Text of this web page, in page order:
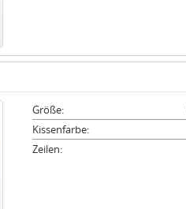
Größe:
Kissenfarbe:
Zeilen: